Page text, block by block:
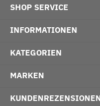
SHOP SERVICE
INFORMATIONEN
KATEGORIEN
MARKEN